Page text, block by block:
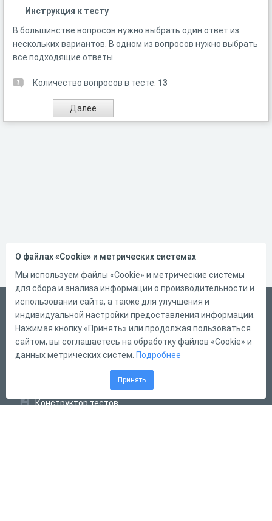
Инструкция к тесту
В большинстве вопросов нужно выбрать один ответ из
нескольких вариантов. В одном из вопросов нужно выбрать
все подходящие ответы.
Количество вопросов в тесте: 13
Русский
Справка
Форма обратной связи
Конструктор тестов
О файлах «Cookie» и метрических системах
Мы используем файлы «Cookie» и метрические системы
для сбора и анализа информации о производительности и
использовании сайта, а также для улучшения и
индивидуальной настройки предоставления информации.
Нажимая кнопку «Принять» или продолжая пользоваться
сайтом, вы соглашаетесь на обработку файлов «Cookie» и
данных метрических систем. Подробнее
Принять